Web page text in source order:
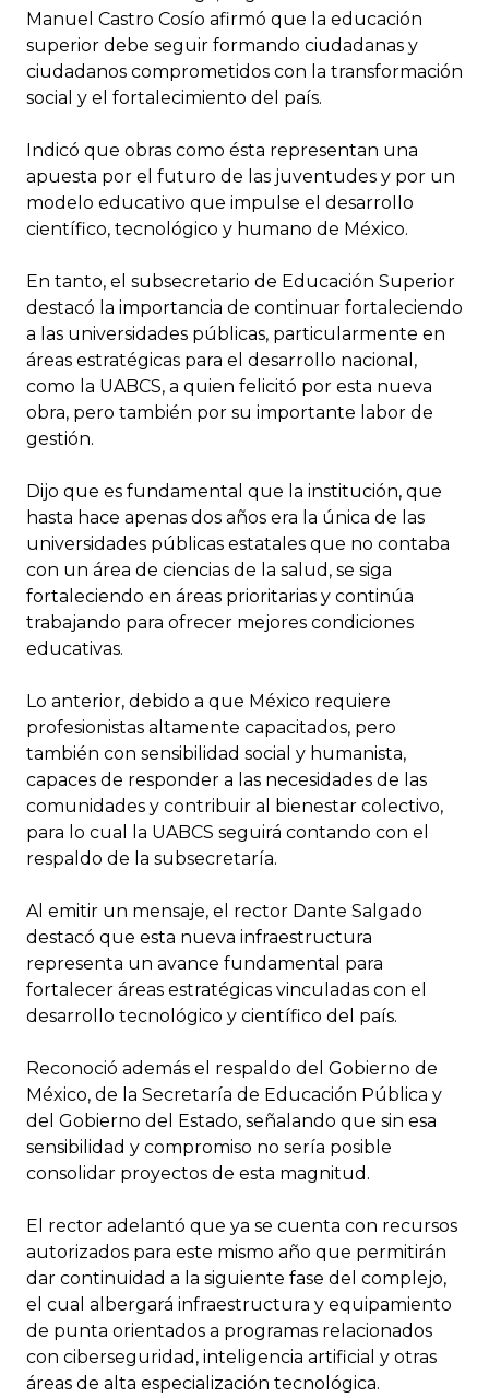
Manuel Castro Cosío afirmó que la educación
superior debe seguir formando ciudadanas y
ciudadanos comprometidos con la transformación
social y el fortalecimiento del país.
Indicó que obras como ésta representan una
apuesta por el futuro de las juventudes y por un
modelo educativo que impulse el desarrollo
científico, tecnológico y humano de México.
En tanto, el subsecretario de Educación Superior
destacó la importancia de continuar fortaleciendo
a las universidades públicas, particularmente en
áreas estratégicas para el desarrollo nacional,
como la UABCS, a quien felicitó por esta nueva
obra, pero también por su importante labor de
gestión.
Dijo que es fundamental que la institución, que
hasta hace apenas dos años era la única de las
universidades públicas estatales que no contaba
con un área de ciencias de la salud, se siga
fortaleciendo en áreas prioritarias y continúa
trabajando para ofrecer mejores condiciones
educativas.
Lo anterior, debido a que México requiere
profesionistas altamente capacitados, pero
también con sensibilidad social y humanista,
capaces de responder a las necesidades de las
comunidades y contribuir al bienestar colectivo,
para lo cual la UABCS seguirá contando con el
respaldo de la subsecretaría.
Al emitir un mensaje, el rector Dante Salgado
destacó que esta nueva infraestructura
representa un avance fundamental para
fortalecer áreas estratégicas vinculadas con el
desarrollo tecnológico y científico del país.
Reconoció además el respaldo del Gobierno de
México, de la Secretaría de Educación Pública y
del Gobierno del Estado, señalando que sin esa
sensibilidad y compromiso no sería posible
consolidar proyectos de esta magnitud.
El rector adelantó que ya se cuenta con recursos
autorizados para este mismo año que permitirán
dar continuidad a la siguiente fase del complejo,
el cual albergará infraestructura y equipamiento
de punta orientados a programas relacionados
con ciberseguridad, inteligencia artificial y otras
áreas de alta especialización tecnológica.